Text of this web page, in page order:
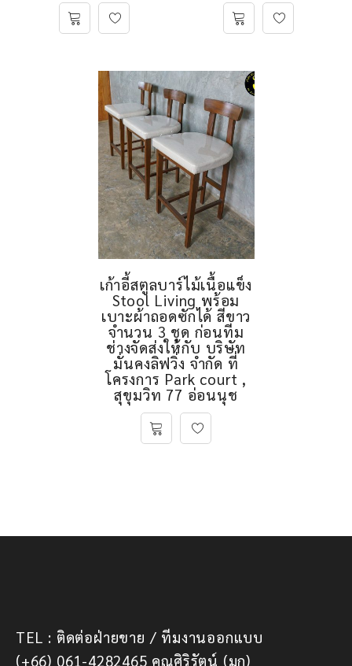
เก้าอี้สตูลบาร์ไม้เนื้อแข็ง
Stool Living พร้อม
เบาะผ้าถอดซักได้ สีขาว
จำนวน 3 ชุด ก่อนทีม
ช่างจัดส่งให้กับ บริษัท
มั่นคงลิฟวิ่ง จำกัด ที่
โครงการ Park court ,
สุขุมวิท 77 อ่อนนุช
TEL : ติดต่อฝ่ายขาย / ทีมงานออกแบบ
(+66) 061-4282465 คุณศิริรัตน์ (มุก)